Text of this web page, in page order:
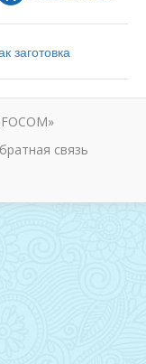
заготовка
связь